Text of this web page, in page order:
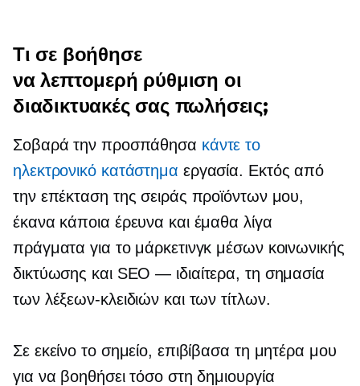
Τι σε βοήθησε
ναλεπτομερή ρύθμιση οι
διαδικτυακές σας πωλήσεις;
Σοβαρά την προσπάθησα κάντε το
ηλεκτρονικό κατάστημα εργασία. Εκτός από
την επέκταση της σειράς προϊόντων μου,
έκανα κάποια έρευνα και έμαθα λίγα
πράγματα για το μάρκετινγκ μέσων κοινωνικής
δικτύωσης και SEO — ιδιαίτερα, τη σημασία
των λέξεων-κλειδιών και των τίτλων.
Σε εκείνο το σημείο, επιβίβασα τη μητέρα μου
για να βοηθήσει τόσο στη δημιουργία